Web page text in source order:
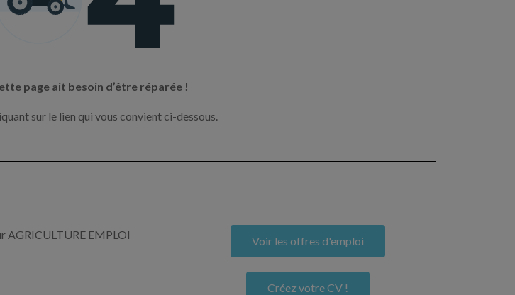
page ait besoin d’être réparée !
sur le lien qui vous convient ci-dessous.
AGRICULTURE EMPLOI Voir les offres d'emploi
Créez votre CV !